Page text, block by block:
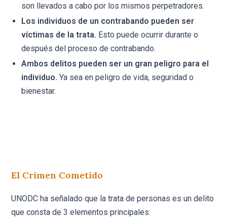
son llevados a cabo por los mismos perpetradores.
Los individuos de un contrabando pueden ser
víctimas de la trata. Esto puede ocurrir durante o
después del proceso de contrabando.
Ambos delitos pueden ser un gran peligro para el
individuo. Ya sea en peligro de vida, seguridad o
bienestar.
El Crimen Cometido
UNODC ha señalado que la trata de personas es un delito
que consta de 3 elementos principales: